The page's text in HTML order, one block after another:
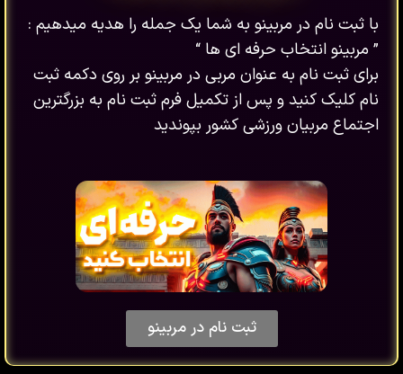
با ثبت نام در مربینو به شما یک جمله را هدیه میدهیم :
” مربینو انتخاب حرفه ای ها “
برای ثبت نام به عنوان مربی در مربینو بر روی دکمه ثبت
نام کلیک کنید و پس از تکمیل فرم ثبت نام به بزرگترین
اجتماع مربیان ورزشی کشور بپوندید
ثبت نام در مربینو